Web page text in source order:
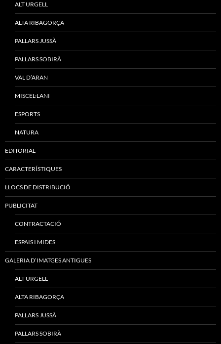
ALT URGELL
ALTA RIBAGORÇA
PALLARS JUSSÀ
PALLARS SOBIRÀ
VAL D’ARAN
MISCEL·LANI
ESPORTS
NATURA
EDITORIAL
CARACTERÍSTIQUES
LLOCS DE DISTRIBUCIÓ
PUBLICITAT
CONTRACTACIÓ
ESPAIS I MIDES
GALERIA D’IMATGES ANTIGUES
ALT URGELL
ALTA RIBAGORÇA
PALLARS JUSSÀ
PALLARS SOBIRÀ